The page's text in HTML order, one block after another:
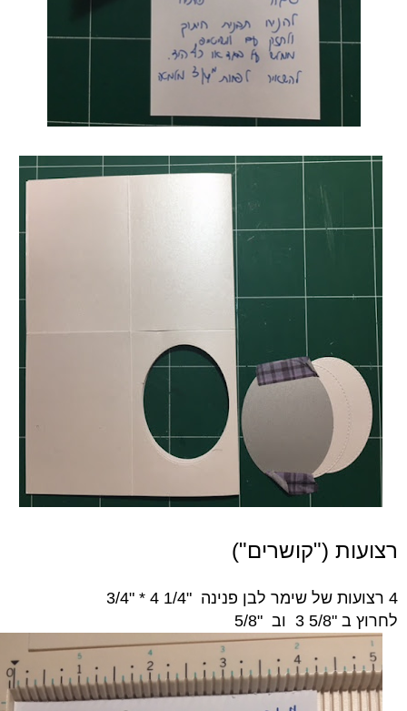
רצועות ("קושרים")
4 רצועות של שימר לבן פנינה "1/4 4 * "
3/4
לחרוץ ב "5/8 3 וב "5/8